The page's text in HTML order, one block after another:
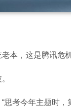
本，这是腾讯危
考今年主题时